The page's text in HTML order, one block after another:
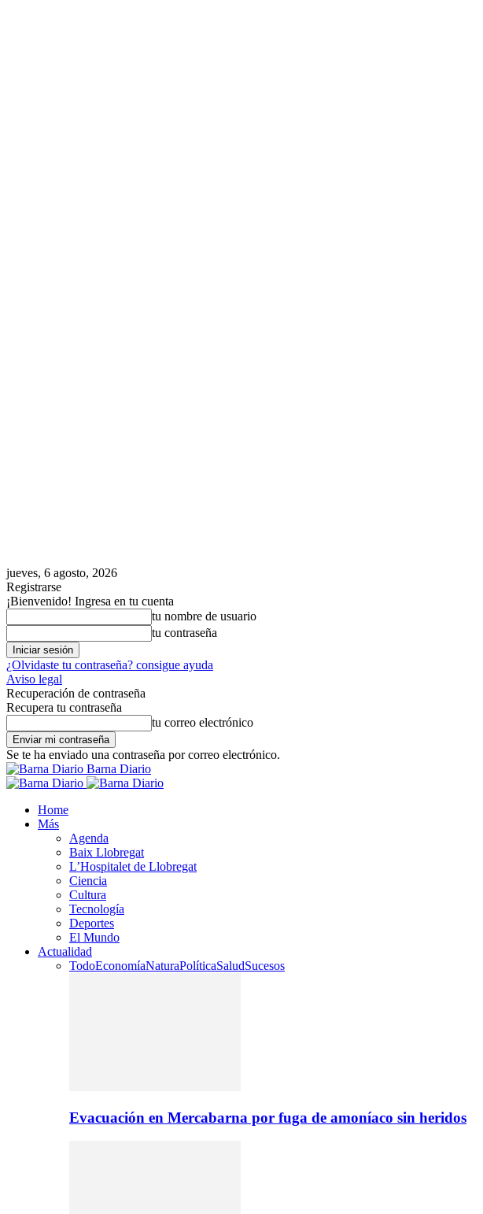
jueves, 6 agosto, 2026
Registrarse
¡Bienvenido! Ingresa en tu cuenta
tu nombre de usuario
tu contraseña
¿Olvidaste tu contraseña? consigue ayuda
Aviso legal
Recuperación de contraseña
Recupera tu contraseña
tu correo electrónico
Se te ha enviado una contraseña por correo electrónico.
Barna Diario
Home
Más
Agenda
Baix Llobregat
L’Hospitalet de Llobregat
Ciencia
Cultura
Tecnología
Deportes
El Mundo
Actualidad
TodoEconomíaNaturaPolíticaSaludSucesos
Evacuación en Mercabarna por fuga de amoníaco sin heridos